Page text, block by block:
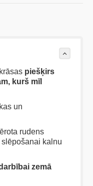
piešķirs
kurš mīl
un
rudens
kalnu
zemā